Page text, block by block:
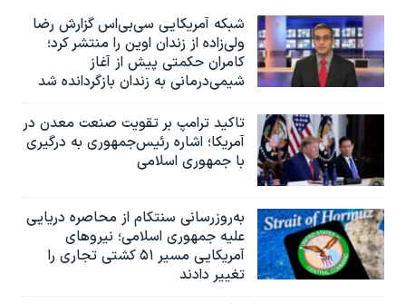
شبکه آمریکایی سی‌بی‌‌اس گزارش رضا
ولی‌زاده از زندان اوین را منتشر کرد؛
کامران حکمتی پیش از آغاز
شیمی‌درمانی به زندان بازگردانده شد
تاکید ترامپ بر تقویت صنعت معدن در
آمریکا؛ اشاره رئیس‌جمهوری به درگیری
با جمهوری اسلامی
به‌روزرسانی سنتکام از محاصره دریایی
علیه جمهوری اسلامی؛ نیروهای
آمریکایی مسیر ۵۱ کشتی تجاری را
تغییر دادند